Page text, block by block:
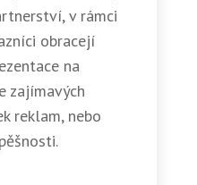
v rámci
obracejí
na
zajímavých
reklam, nebo